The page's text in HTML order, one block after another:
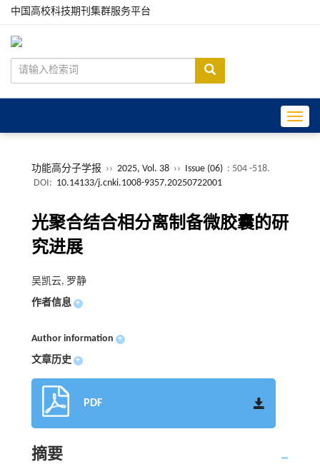
中国高校科技期刊集群服务平台
功能高分子学报 ›› 2025, Vol. 38 ›› Issue (06) : 504 -518.
DOI: 10.14133/j.cnki.1008-9357.20250722001
光聚合结合相分离制备微胶囊的研
究进展
吴凯云, 罗静
作者信息 +
Author information +
文章历史 +
PDF
摘要